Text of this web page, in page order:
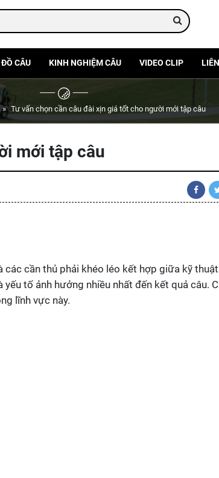
CÂU KINH NGHIỆM CÂU VIDEO CLIP
Tư vấn chọn cần câu đài xịn giá tốt cho người mới tập câu
mới tập câu
cần thủ phải khéo léo kết hợp giữa kỹ
tố ảnh hưởng nhiều nhất đến kết quả câu.
lĩnh vực này.